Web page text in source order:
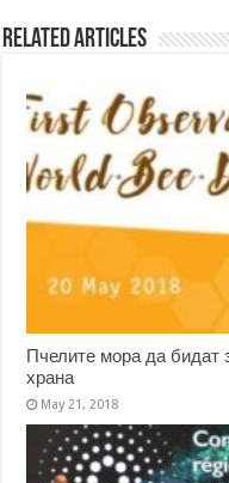
Related Articles
Пчелите мора да бидат
храна
May 21, 2018